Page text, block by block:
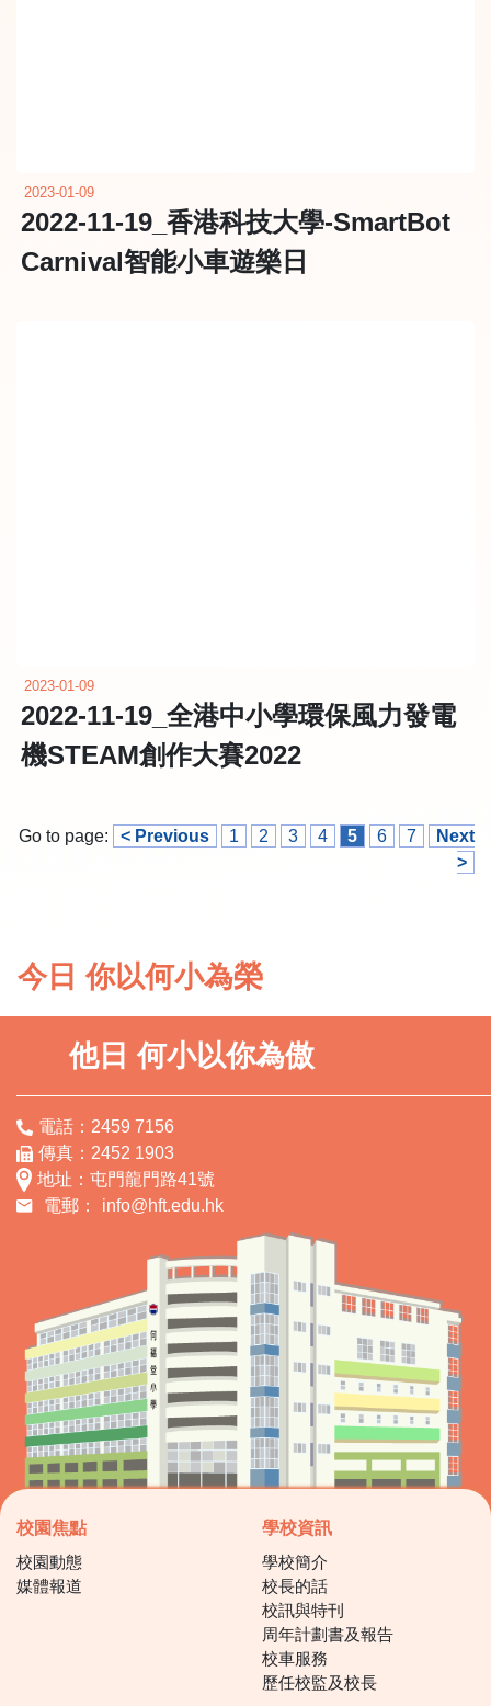
2023-01-09
2022-11-19_香港科技大學-SmartBot
Carnival智能小車遊樂日
2023-01-09
2022-11-19_全港中小學環保風力發電
機STEAM創作大賽2022
Go to page: < Previous 1 2 3 4 5 6 7
Next
>
今日 你以何小為榮
他日 何小以你為傲
電話：2459 7156
傳真：2452 1903
地址：屯門龍門路41號
電郵：
info@hft.edu.hk
校園焦點
校園動態
媒體報道
學校資訊
學校簡介
校長的話
校訊與特刊
周年計劃書及報告
校車服務
歷任校監及校長